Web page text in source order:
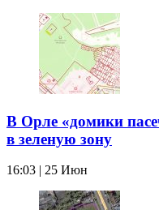
В Орле «домики
в зеленую зону
16:03 | 25 Июн